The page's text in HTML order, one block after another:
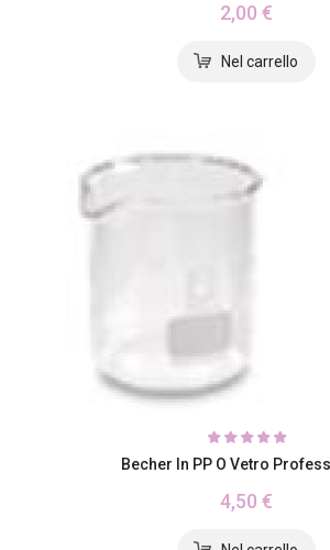
2,00 €
Becher In PP O Vetro
4,50 €